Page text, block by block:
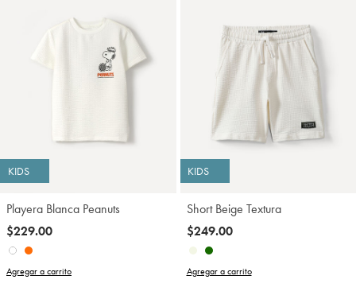
KIDS
Playera Blanca Peanuts
$229.00
Agregar a carrito
KIDS
Short Beige Textura
$249.00
Agregar a carrito